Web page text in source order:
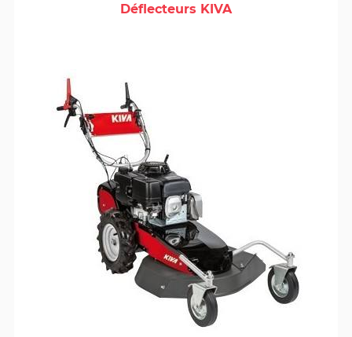
Déflecteurs KIVA